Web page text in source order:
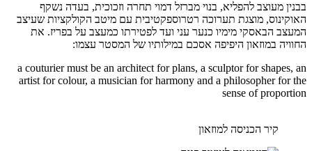
בבנין מעוצב להפליא, בנוי מברזל דמוי תחרה וזכוכית, בעדה נשקף
האוקינוס, מוצגת תערוכה רטרוספקטיבית עם מיטב הקולקציות שעיצב
המעצב הבאסקי מימיו כנער עני ועד לפטירתו כמעצב על בפריז.את
החוויה במוזאון היפיפה אסכם במילותיו של המסטר עצמו:
a couturier must be an architect for plans, a sculptor for shapes, an
artist for colour, a musician for harmony and a philosopher for the
sense of proportion
קיר הכניסה למוזאון